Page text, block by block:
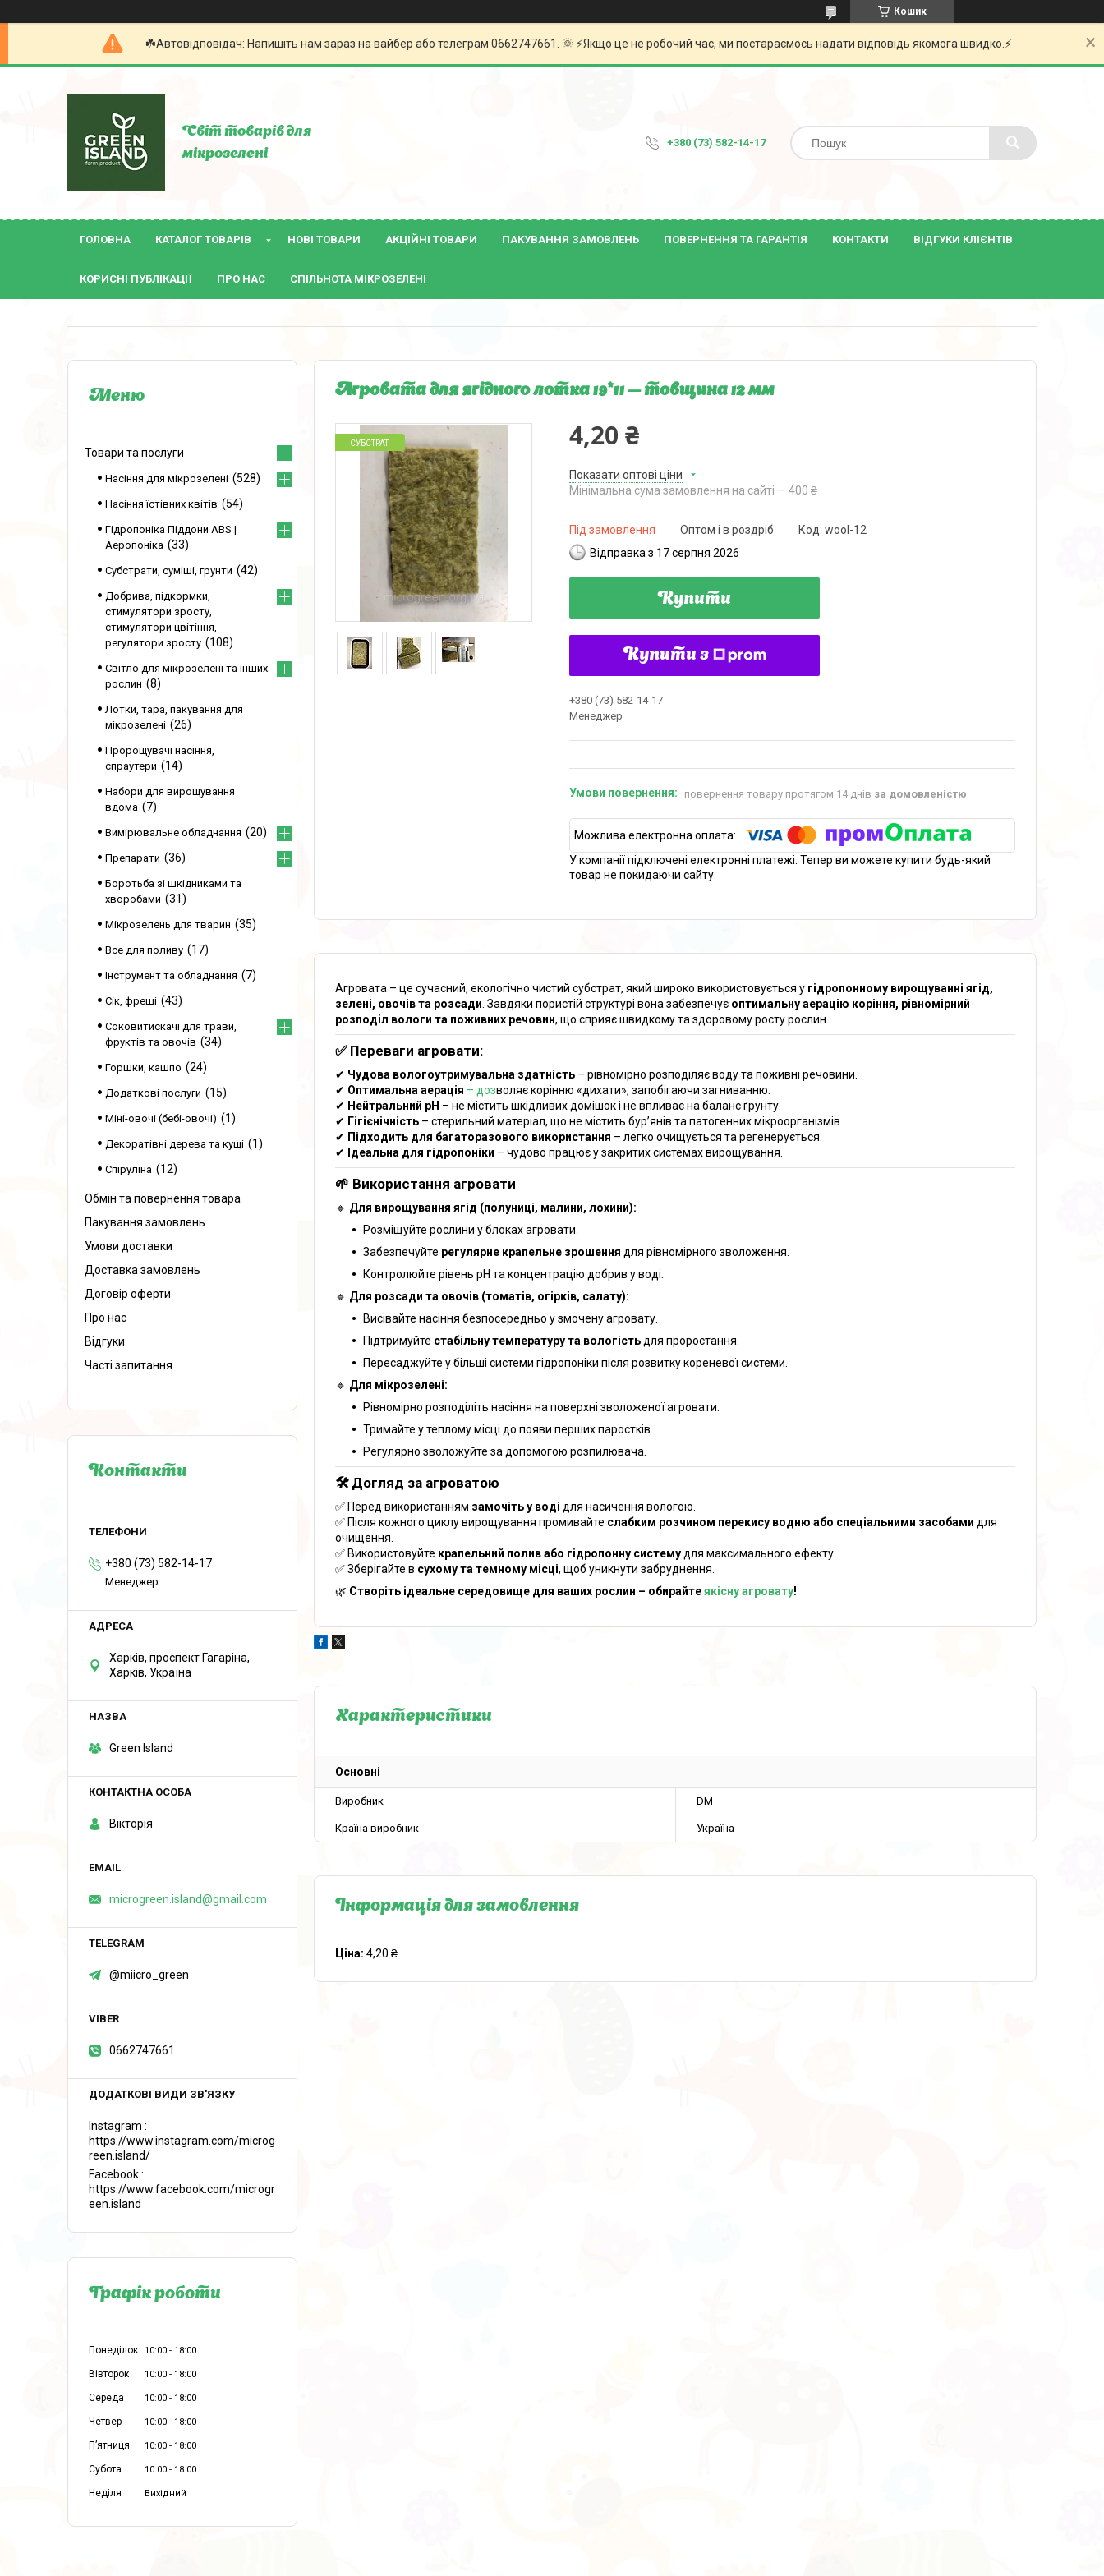
Кошик
☘️Автовідповідач: Напишіть нам зараз на вайбер або телеграм 0662747661. 🌞 ⚡️Якщо це не робочий час, ми постараємось надати відповідь якомога швидко.⚡️
Світ товарів для
мікрозелені
+380 (73) 582-14-17
ГОЛОВНА КАТАЛОГ ТОВАРІВ НОВІ ТОВАРИ АКЦІЙНІ ТОВАРИ ПАКУВАННЯ ЗАМОВЛЕНЬ ПОВЕРНЕННЯ ТА ГАРАНТІЯ КОНТАКТИ ВІДГУКИ КЛІЄНТІВ
КОРИСНІ ПУБЛІКАЦІЇ ПРО НАС СПІЛЬНОТА МІКРОЗЕЛЕНІ
Агровата для ягідного лотка 19*11 — товщина 12 мм
СУБСТРАТ 4,20 ₴
Показати оптові ціни
Мінімальна сума замовлення на сайті — 400 ₴
Під замовлення Оптом і в роздріб Код: wool-12
Відправка з 17 серпня 2026
Купити
Купити з
+380 (73) 582-14-17
Менеджер
повернення товару протягом 14 днів за домовленістю
У компанії підключені електронні платежі. Тепер ви можете купити будь-який
товар не покидаючи сайту.
Агровата – це сучасний, екологічно чистий субстрат, який широко використовується у гідропонному вирощуванні ягід,
зелені, овочів та розсади . Завдяки пористій структурі вона забезпечує оптимальну аерацію коріння, рівномірний
розподіл вологи та поживних речовин, що сприяє швидкому та здоровому росту рослин.
✅ Переваги агровати:
✔ Чудова вологоутримувальна здатність – рівномірно розподіляє воду та поживні речовини.
✔ Оптимальна аерація – дозволяє корінню «дихати», запобігаючи загниванню.
✔ Нейтральний pH – не містить шкідливих домішок і не впливає на баланс ґрунту.
✔ Гігієнічність – стерильний матеріал, що не містить бур’янів та патогенних мікроорганізмів.
✔ Підходить для багаторазового використання – легко очищується та регенерується.
✔ Ідеальна для гідропоніки – чудово працює у закритих системах вирощування.
🌱 Використання агровати
🔹 Для вирощування ягід (полуниці, малини, лохини):
Розміщуйте рослини у блоках агровати.
Забезпечуйте регулярне крапельне зрошення для рівномірного зволоження.
Контролюйте рівень pH та концентрацію добрив у воді.
🔹 Для розсади та овочів (томатів, огірків, салату):
Висівайте насіння безпосередньо у змочену агровату.
Підтримуйте стабільну температуру та вологість для проростання.
Пересаджуйте у більші системи гідропоніки після розвитку кореневої системи.
🔹 Для мікрозелені:
Рівномірно розподіліть насіння на поверхні зволоженої агровати.
Тримайте у теплому місці до появи перших паростків.
Регулярно зволожуйте за допомогою розпилювача.
🛠 Догляд за агроватою
✅ Перед використанням замочіть у воді для насичення вологою.
✅ Після кожного циклу вирощування промивайте слабким розчином перекису водню або спеціальними засобами для
очищення.
✅ Використовуйте крапельний полив або гідропонну систему для максимального ефекту.
✅ Зберігайте в сухому та темному місці, щоб уникнути забруднення.
🌿 Створіть ідеальне середовище для ваших рослин – обирайтеякісну агровату!
Характеристики
Основні
Виробник DM
Країна виробник Україна
Інформація для замовлення
Ціна: 4,20 ₴
Товари та послуги
Насіння для мікрозелені 528
Насіння їстівних квітів 54
Гідропоніка Піддони ABS |
Аеропоніка
33
Субстрати, суміші, грунти 42
Добрива, підкормки,
стимулятори зросту,
стимулятори цвітіння,
регулятори зросту
108
Світло для мікрозелені та інших
рослин
8
Лотки, тара, пакування для
мікрозелені
26
Пророщувачі насіння,
спраутери
14
Набори для вирощування
вдома
7
Вимірювальне обладнання 20
Препарати 36
Боротьба зі шкідниками та
хворобами
31
Мікрозелень для тварин 35
Все для поливу 17
Інструмент та обладнання 7
Сік, фреші 43
Соковитискачі для трави,
фруктів та овочів
34
Горшки, кашпо 24
Додаткові послуги 15
Міні-овочі (бебі-овочі) 1
Декоратівні дерева та кущі 1
Спіруліна 12
Обмін та повернення товара
Пакування замовлень
Умови доставки
Доставка замовлень
Договір оферти
Про нас
Відгуки
Часті запитання
Контакти
+380 (73) 582-14-17
Менеджер
Харків, проспект Гагаріна,
Харків, Україна
Green Island
Вікторія
microgreen.island@gmail.com
@miicro_green
0662747661
Instagram
https://www.instagram.com/microg
reen.island/
Facebook
https://www.facebook.com/microgr
een.island
Графік роботи
Понеділок 10:00 18:00
Вівторок 10:00 18:00
Середа 10:00 18:00
Четвер 10:00 18:00
Пʼятниця 10:00 18:00
Субота 10:00 18:00
Неділя Вихідний